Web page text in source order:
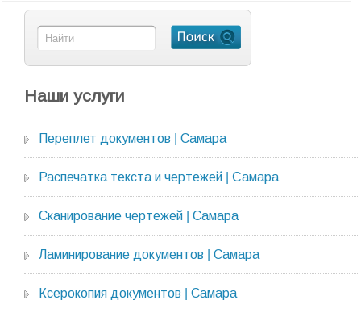
Наши услуги
Переплет документов | Самара
Распечатка текста и чертежей | Cамара
Сканирование чертежей | Самара
Ламинирование документов | Самара
Ксерокопия документов | Самара